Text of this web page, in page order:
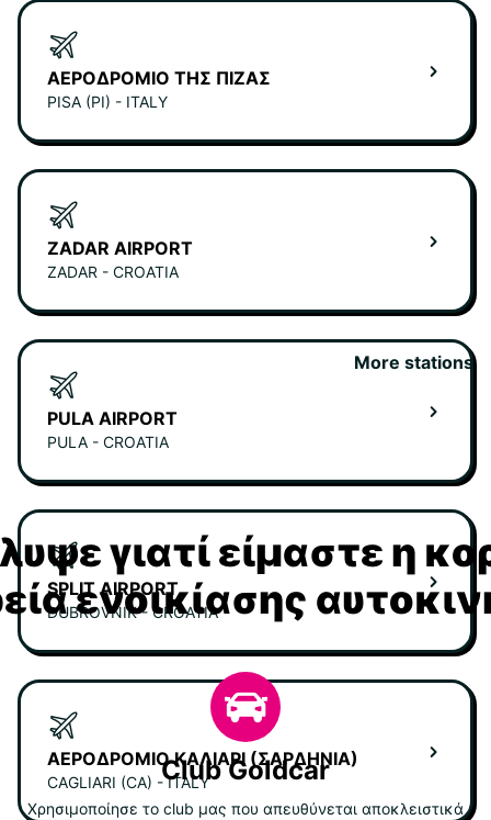
ΑΕΡΟΔΡΌΜΙΟ ΤΗΣ ΠΊΖΑΣ
PISA (PI) - ITALY
ZADAR AIRPORT
ZADAR - CROATIA
PULA AIRPORT
PULA - CROATIA
SPLIT AIRPORT
DUBROVNIK - CROATIA
ΑΕΡΟΔΡΌΜΙΟ ΚΆΛΙΑΡΙ (ΣΑΡΔΗΝΊΑ)
CAGLIARI (CA) - ITALY
More stations
γιατί είμαστε η
ενοικίασης
Club Goldcar
Χρησιμοποίησε το club μας που απευθύνεται αποκλειστικά